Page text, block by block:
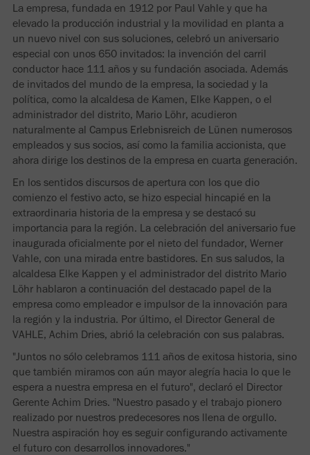
La empresa, fundada en 1912 por Paul Vahle y que ha
elevado la producción industrial y la movilidad en planta a
un nuevo nivel con sus soluciones, celebró un aniversario
especial con unos 650 invitados: la invención del carril
conductor hace 111 años y su fundación asociada. Además
de invitados del mundo de la empresa, la sociedad y la
política, como la alcaldesa de Kamen, Elke Kappen, o el
administrador del distrito, Mario Löhr, acudieron
naturalmente al Campus Erlebnisreich de Lünen numerosos
empleados y sus socios, así como la familia accionista, que
ahora dirige los destinos de la empresa en cuarta generación.
En los sentidos discursos de apertura con los que dio
comienzo el festivo acto, se hizo especial hincapié en la
extraordinaria historia de la empresa y se destacó su
importancia para la región. La celebración del aniversario fue
inaugurada oficialmente por el nieto del fundador, Werner
Vahle, con una mirada entre bastidores. En sus saludos, la
alcaldesa Elke Kappen y el administrador del distrito Mario
Löhr hablaron a continuación del destacado papel de la
empresa como empleador e impulsor de la innovación para
la región y la industria. Por último, el Director General de
VAHLE, Achim Dries, abrió la celebración con sus palabras.
"Juntos no sólo celebramos 111 años de exitosa historia, sino
que también miramos con aún mayor alegría hacia lo que le
espera a nuestra empresa en el futuro", declaró el Director
Gerente Achim Dries. "Nuestro pasado y el trabajo pionero
realizado por nuestros predecesores nos llena de orgullo.
Nuestra aspiración hoy es seguir configurando activamente
el futuro con desarrollos innovadores."